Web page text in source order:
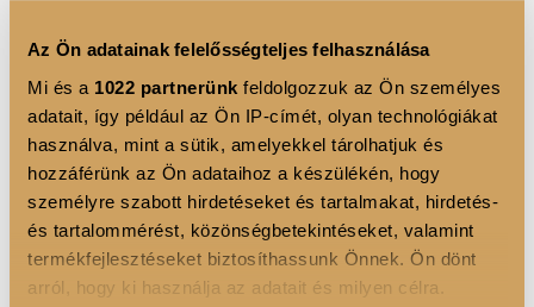
Az Ön adatainak felelősségteljes felhasználása
Mi és a 1022 partnerünk feldolgozzuk az Ön személyes
adatait, így például az Ön IP-címét, olyan technológiákat
használva, mint a sütik, amelyekkel tárolhatjuk és
hozzáférünk az Ön adataihoz a készülékén, hogy
személyre szabott hirdetéseket és tartalmakat, hirdetés-
és tartalommérést, közönségbetekintéseket, valamint
termékfejlesztéseket biztosíthassunk Önnek. Ön dönt
arról, hogy ki használja az adatait és milyen célra.
Hogyan maradnak meg az új szokások hosszú
távon?
A hosszú távú siker titka nem a tökéletesség, hanem a
következetes szokások kialakítása. Olvasd el legújabb
cikkünket!